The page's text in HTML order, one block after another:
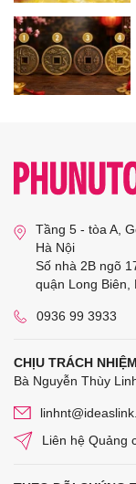
Tầng 5 - tòa A,
Hà Nội
Số nhà 2B ngõ
quận Long Biên,
0936 99 3933
CHỊU TRÁCH
Bà Nguyễn Thùy
Liên hệ Quảng